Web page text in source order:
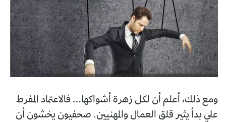
ومع ذلك، أعلم أن لكل زهرة أشواكها… فالاعتماد المفرط
علي بدأ يثير قلق العمال والمهنيين. صحفيون يخشون أن